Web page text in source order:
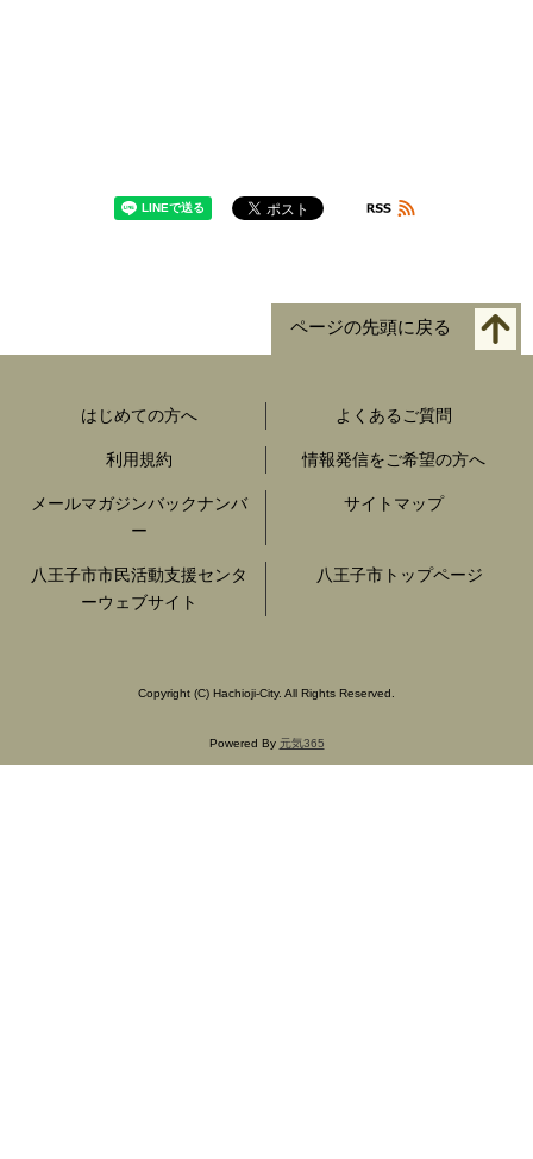
ページの先頭に戻る
はじめての方へ よくあるご質問
利用規約 情報発信をご希望の方へ
メールマガジンバックナンバ
ー
サイトマップ
八王子市市民活動支援センタ
ーウェブサイト
八王子市トップページ
Copyright (C) Hachioji-City. All Rights Reserved.
Powered By 元気365